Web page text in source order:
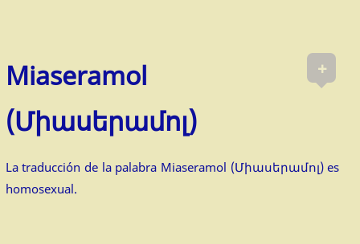
+
Miaseramol
(Միասերամոլ)
La traducción de la palabra Miaseramol (Միասերամոլ) es
homosexual.